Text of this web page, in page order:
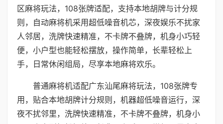
区麻将玩法，108张牌适配，支持本地胡牌与计分规
则，自动麻将机采用超低噪音机芯，深夜娱乐不扰家
人邻居，洗牌快速精准，不卡牌不叠牌，机身小巧轻
便，小户型也能轻松摆放，操作简单，长辈轻松上
手，日常休闲组局，尽享本地麻将欢乐。
普通麻将机适配广东汕尾麻将玩法，108张牌专
用，贴合本地胡牌计分规则，机器超低噪音运行，深
夜不扰邻里，洗牌快速精准，不卡牌不叠牌，机身小